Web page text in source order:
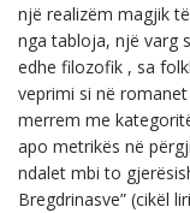
një realizëm magjik
nga tabloja, një varg
edhe filozofik , sa
veprimi si në
merrem me
apo metrikës në
ndalet mbi to
Bregdrinasve” (cikël